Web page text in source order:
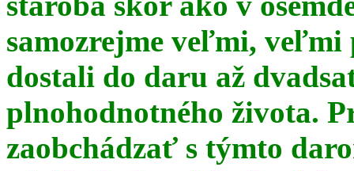
samozrejme veľmi, veľmi
dostali do daru až
plnohodnotného života.
zaobchádzať s týmto